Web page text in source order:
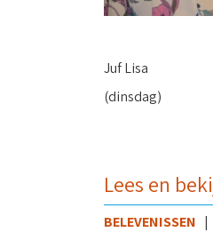
Juf Lisa
(dinsdag)
Lees en
BELEVENISSEN |